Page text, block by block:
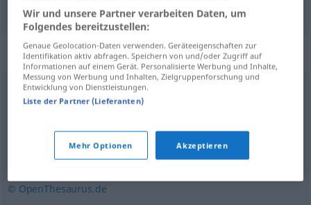
Synonyme für "inakzeptabel"
(ein) Unding
unzumutbar,unhaltbar,untragbar,ausgeschlossen
unannehmbar,tadelnswert ,indiskutabel
© OpenThesaurus.de
Wir und unsere Partner verarbeiten Daten, um
Folgendes bereitzustellen:
Genaue Geolocation-Daten verwenden. Geräteeigenschaften zur
Identifikation aktiv abfragen. Speichern von und/oder Zugriff auf
Informationen auf einem Gerät. Personalisierte Werbung und Inhalte,
Messung von Werbung und Inhalten, Zielgruppenforschung und
Entwicklung von Dienstleistungen.
Liste der Partner (Lieferanten)
Mehr Optionen Akzeptieren